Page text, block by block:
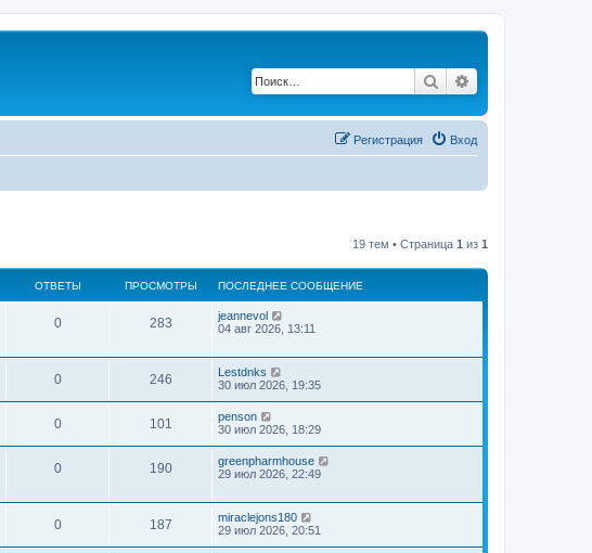
Поиск
Вход
Регистрация
19 тем • Страница 1 из 1
ОТВЕТЫ ПРОСМОТРЫ ПОСЛЕДНЕЕ СООБЩЕНИЕ
0 283
jeannevol
04 авг 2026, 13:11
0 246
Lestdnks
30 июл 2026, 19:35
0 101
penson
30 июл 2026, 18:29
0 190
greenpharmhouse
29 июл 2026, 22:49
0 187
miraclejons180
29 июл 2026, 20:51